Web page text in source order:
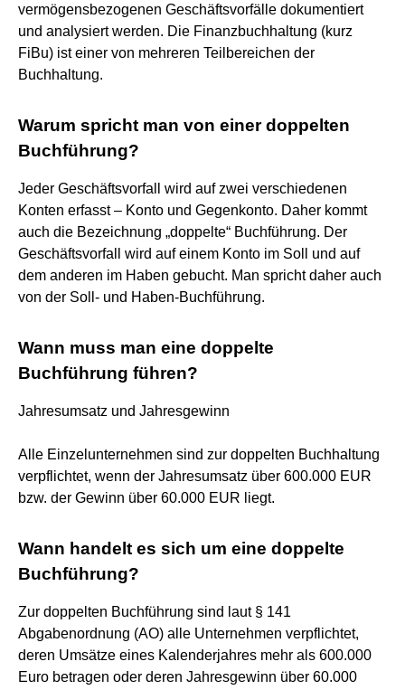
vermögensbezogenen Geschäftsvorfälle dokumentiert
und analysiert werden. Die Finanzbuchhaltung (kurz
FiBu) ist einer von mehreren Teilbereichen der
Buchhaltung.
Warum spricht man von einer doppelten
Buchführung?
Jeder Geschäftsvorfall wird auf zwei verschiedenen
Konten erfasst – Konto und Gegenkonto. Daher kommt
auch die Bezeichnung „doppelte“ Buchführung. Der
Geschäftsvorfall wird auf einem Konto im Soll und auf
dem anderen im Haben gebucht. Man spricht daher auch
von der Soll- und Haben-Buchführung.
Wann muss man eine doppelte
Buchführung führen?
Jahresumsatz und Jahresgewinn
Alle Einzelunternehmen sind zur doppelten Buchhaltung
verpflichtet, wenn der Jahresumsatz über 600.000 EUR
bzw. der Gewinn über 60.000 EUR liegt.
Wann handelt es sich um eine doppelte
Buchführung?
Zur doppelten Buchführung sind laut § 141
Abgabenordnung (AO) alle Unternehmen verpflichtet,
deren Umsätze eines Kalenderjahres mehr als 600.000
Euro betragen oder deren Jahresgewinn über 60.000